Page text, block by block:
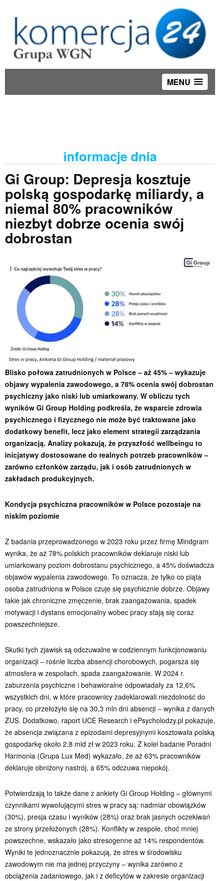
MENU
informacje dnia
Gi Group: Depresja kosztuje
polską gospodarkę miliardy, a
niemal 80% pracowników
niezbyt dobrze ocenia swój
dobrostan
Blisko połowa zatrudnionych w Polsce – aż 45% – wykazuje
objawy wypalenia zawodowego, a 78% ocenia swój dobrostan
psychiczny jako niski lub umiarkowany. W obliczu tych
wyników Gi Group Holding podkreśla, że wsparcie zdrowia
psychicznego i fizycznego nie może być traktowane jako
dodatkowy benefit, lecz jako element strategii zarządzania
organizacją. Analizy pokazują, że przyszłość wellbeingu to
inicjatywy dostosowane do realnych potrzeb pracowników –
zarówno członków zarządu, jak i osób zatrudnionych w
zakładach produkcyjnych.
Kondycja psychiczna pracowników w Polsce pozostaje na
niskim poziomie
Z badania przeprowadzonego w 2023 roku przez firmę Mindgram
wynika, że aż 78% polskich pracowników deklaruje niski lub
umiarkowany poziom dobrostanu psychicznego, a 45% doświadcza
objawów wypalenia zawodowego. To oznacza, że tylko co piąta
osoba zatrudniona w Polsce czuje się psychicznie dobrze. Objawy
takie jak chroniczne zmęczenie, brak zaangażowania, spadek
motywacji i dystans emocjonalny wobec pracy stają się coraz
powszechniejsze.
Skutki tych zjawisk są odczuwalne w codziennym funkcjonowaniu
organizacji – rośnie liczba absencji chorobowych, pogarsza się
atmosfera w zespołach, spada zaangażowanie. W 2024 r.
zaburzenia psychiczne i behawioralne odpowiadały za 12,6%
wszystkich dni, w które pracownicy zadeklarowali niezdolność do
pracy, co przełożyło się na 30,3 mln dni absencji – wynika z danych
ZUS. Dodatkowo, raport UCE Research i ePsycholodzy.pl pokazuje,
że absencja związana z epizodami depresyjnymi kosztowała polską
gospodarkę około 2,8 mld zł w 2023 roku. Z kolei badanie Poradni
Harmonia (Grupa Lux Med) wykazało, że aż 63% pracowników
deklaruje obniżony nastrój, a 65% odczuwa niepokój.
Potwierdzają to także dane z ankiety Gi Group Holding – głównymi
czynnikami wywołującymi stres w pracy są: nadmiar obowiązków
(30%), presja czasu i wyników (28%) oraz brak jasnych oczekiwań
ze strony przełożonych (28%). Konflikty w zespole, choć mniej
powszechne, wskazało jako stresogenne aż 14% respondentów.
Wyniki te jednoznacznie pokazują, że stres w środowisku
zawodowym nie ma jednej przyczyny – wynika zarówno z
obciążenia zadaniowego, jak i z deficytów w zakresie organizacji